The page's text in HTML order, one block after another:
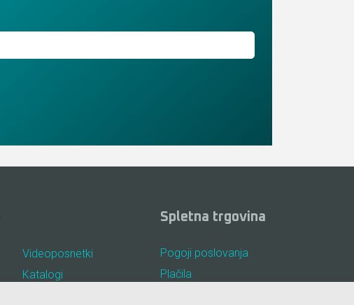
Videoposnetki
Katalogi
Spletna trgovina
Pogoji poslovanja
Plačila